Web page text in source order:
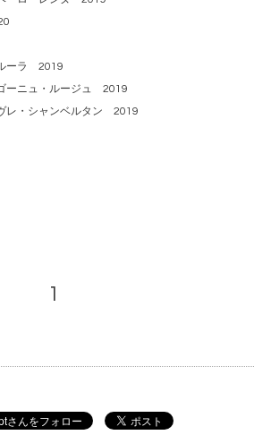
ーラ 2019
ーニュ・ルージュ 2019
レ・シャンベルタン 2019
1